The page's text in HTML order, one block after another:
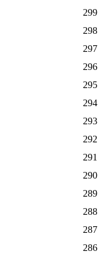
299
298
297
296
295
294
293
292
291
290
289
288
287
286